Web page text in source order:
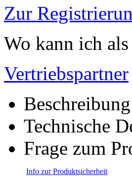
Zur
Wo kann ich
Vertriebspartner
Beschreibung
Technische
Frage zum
Info zur Produktsicherheit